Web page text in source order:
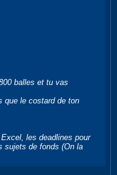
balles et tu vas
que le costard de ton
les deadlines pour
sujets de fonds (On la